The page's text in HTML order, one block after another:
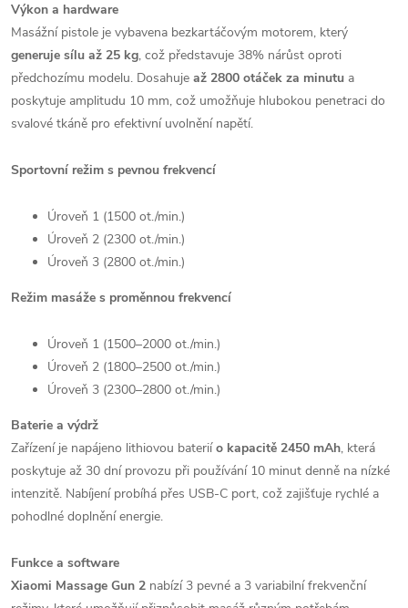
Výkon a hardware
Masážní pistole je vybavena bezkartáčovým motorem, který
generuje sílu až 25 kg, což představuje 38% nárůst oproti
předchozímu modelu. Dosahuje až 2800 otáček za minutu a
poskytuje amplitudu 10 mm, což umožňuje hlubokou penetraci do
svalové tkáně pro efektivní uvolnění napětí.
Sportovní režim s pevnou frekvencí
Úroveň 1 (1500 ot./min.)
Úroveň 2 (2300 ot./min.)
Úroveň 3 (2800 ot./min.)
Režim masáže s proměnnou frekvencí
Úroveň 1 (1500–2000 ot./min.)
Úroveň 2 (1800–2500 ot./min.)
Úroveň 3 (2300–2800 ot./min.)
Baterie a výdrž
Zařízení je napájeno lithiovou bateriío kapacitě 2450 mAh, která
poskytuje až 30 dní provozu při používání 10 minut denně na nízké
intenzitě. Nabíjení probíhá přes USB-C port, což zajišťuje rychlé a
pohodlné doplnění energie.
Funkce a software
Xiaomi Massage Gun 2 nabízí 3 pevné a 3 variabilní frekvenční